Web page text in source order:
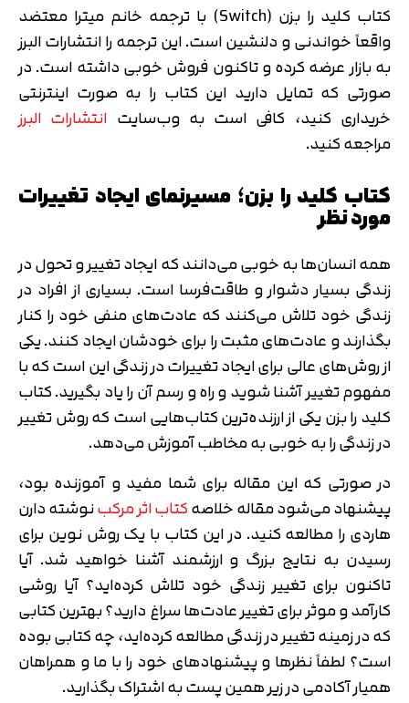
کتاب کلید را بزن (Switch) با ترجمه خانم میترا معتضد
واقعاً خواندنی و دلنشین است. این ترجمه را انتشارات البرز
به بازار عرضه کرده و تاکنون فروش خوبی داشته است. در
صورتی که تمایل دارید این کتاب را به صورت اینترنتی
خریداری کنید، کافی است به وب‌سایت انتشارات البرز
مراجعه کنید.
کتاب کلید را بزن؛ مسیرنمای ایجاد تغییرات
مورد نظر
همه انسان‌ها به خوبی می‌دانند که ایجاد تغییر و تحول در
زندگی بسیار دشوار و طاقت‌فرسا است. بسیاری از افراد در
زندگی خود تلاش می‌کنند که عادت‌های منفی خود را کنار
بگذارند و عادت‌های مثبت را برای خودشان ایجاد کنند. یکی
از روش‌های عالی برای ایجاد تغییرات در زندگی این است که با
مفهوم تغییر آشنا شوید و راه و رسم آن را یاد بگیرید. کتاب
کلید را بزن یکی از ارزنده‌ترین کتاب‌هایی است که روش تغییر
در زندگی را به خوبی به مخاطب آموزش می‌دهد.
در صورتی که این مقاله برای شما مفید و آموزنده بود،
پیشنهاد می‌شود مقاله خلاصهکتاب اثر مرکبنوشته دارن
هاردی را مطالعه کنید. در این کتاب با یک روش نوین برای
رسیدن به نتایج بزرگ و ارزشمند آشنا خواهید شد. آیا
تاکنون برای تغییر زندگی خود تلاش کرده‌اید؟ آیا روشی
کارآمد و موثر برای تغییر عادت‌ها سراغ دارید؟ بهترین کتابی
که در زمینه تغییر در زندگی مطالعه کرده‌اید، چه کتابی بوده
است؟ لطفاً نظرها و پیشنهادهای خود را با ما و همراهان
همیار آکادمی در زیر همین پست به اشتراک بگذارید.